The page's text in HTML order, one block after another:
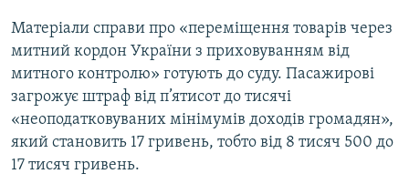
КТАТ
ДОЛУЧАЙСЯ!
Матеріали справи про «переміщення товарів через
митний кордон України з приховуванням від
митного контролю» готують до суду. Пасажирові
загрожує штраф від п’ятисот до тисячі
«неоподатковуваних мінімумів доходів громадян»,
який становить 17 гривень, тобто від 8 тисяч 500 до
17 тисяч гривень.